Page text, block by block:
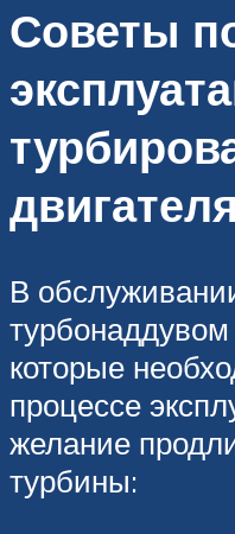
Советы
двигателя
В
которые
процессе
желание
турбины: